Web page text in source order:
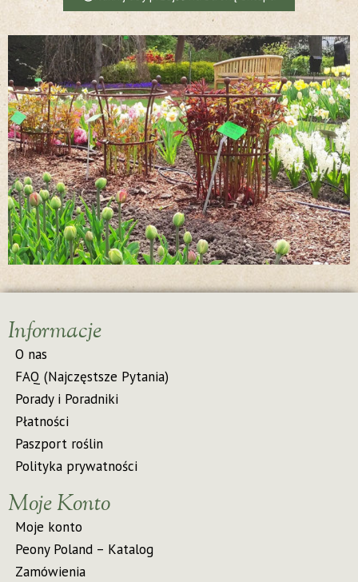
Informacje
O nas
FAQ (Najczęstsze Pytania)
Porady i Poradniki
Płatności
Paszport roślin
Polityka prywatności
Moje Konto
Moje konto
Peony Poland – Katalog
Zamówienia